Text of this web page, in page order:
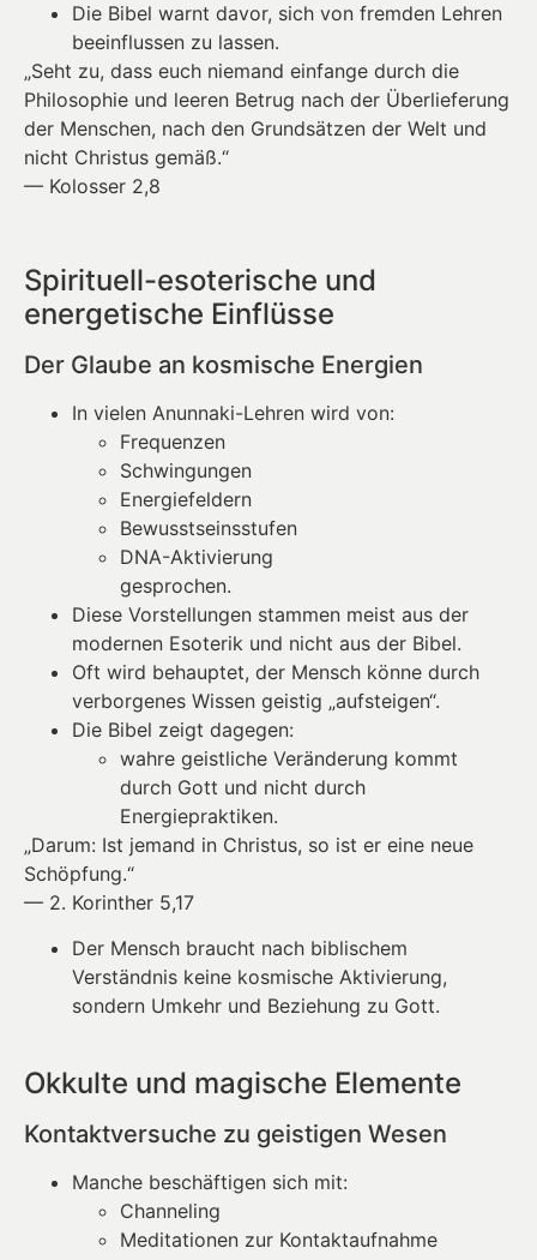
Die Bibel warnt davor, sich von fremden Lehren
beeinflussen zu lassen.
„Seht zu, dass euch niemand einfange durch die
Philosophie und leeren Betrug nach der Überlieferung
der Menschen, nach den Grundsätzen der Welt und
nicht Christus gemäß.“
— Kolosser 2,8
Spirituell-esoterische und
energetische Einflüsse
Der Glaube an kosmische Energien
In vielen Anunnaki-Lehren wird von:
Frequenzen
Schwingungen
Energiefeldern
Bewusstseinsstufen
DNA-Aktivierung
gesprochen.
Diese Vorstellungen stammen meist aus der
modernen Esoterik und nicht aus der Bibel.
Oft wird behauptet, der Mensch könne durch
verborgenes Wissen geistig „aufsteigen“.
Die Bibel zeigt dagegen:
wahre geistliche Veränderung kommt
durch Gott und nicht durch
Energiepraktiken.
„Darum: Ist jemand in Christus, so ist er eine neue
Schöpfung.“
— 2. Korinther 5,17
Der Mensch braucht nach biblischem
Verständnis keine kosmische Aktivierung,
sondern Umkehr und Beziehung zu Gott.
Okkulte und magische Elemente
Kontaktversuche zu geistigen Wesen
Manche beschäftigen sich mit:
Channeling
Meditationen zur Kontaktaufnahme